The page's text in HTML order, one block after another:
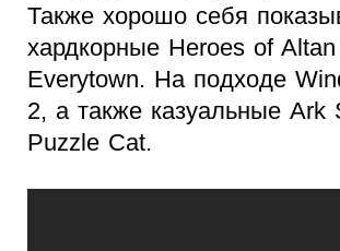
Также хорошо себя
хардкорные Heroes of
Everytown. На подходе
2, а также казуальные Ark
Puzzle Cat.